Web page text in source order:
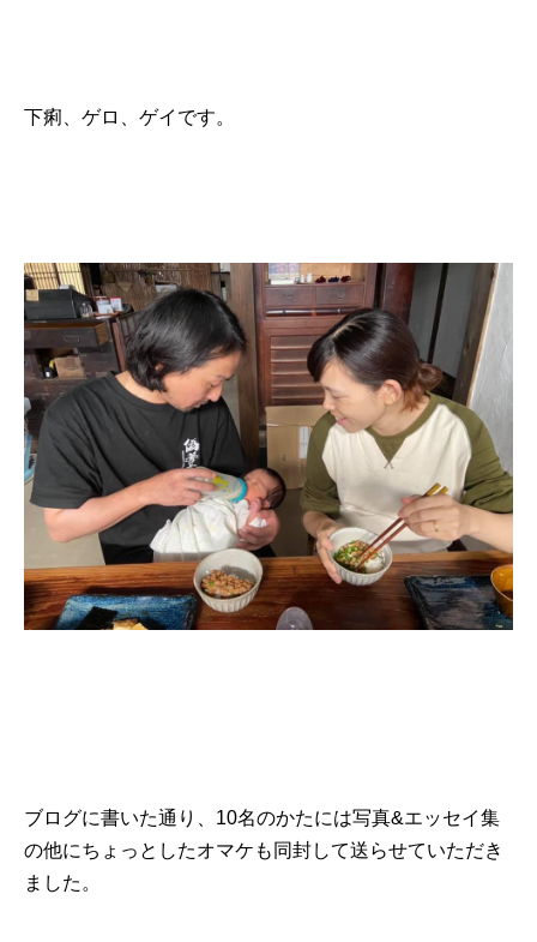
下痢、ゲロ、ゲイです。
ブログに書いた通り、10名のかたには写真&エッセイ集
の他にちょっとしたオマケも同封して送らせていただき
ました。